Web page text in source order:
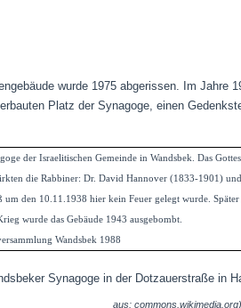
wurde 1975 abgerissen. Im Jahre
Platz der Synagoge, einen
der Israelitischen Gemeinde in Wandsbek. Das
die Rabbiner: Dr. David Hannover (1833-1901)
den 10.11.1938 hier kein Feuer gelegt wurde.
Im Krieg wurde das Gebäude 1943
Wandsbek 1988
aus: commons.wikimedia.org)